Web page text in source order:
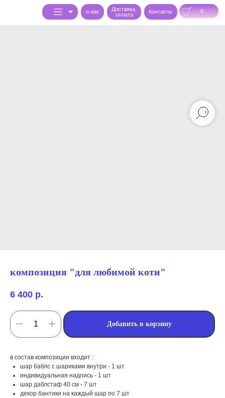
0
Доставка,
оплата
Контакты
o нас
композиция "для любимой коти"
6 400 р.
Добавить в корзину
в состав композиции входит :
шар баблс с шариками внутри - 1 шт
индивидуальная надпись - 1 шт
шар даблстаф 40 см - 7 шт
декор бантики на каждый шар по 7 шт
мы занимаемся
оформлением: